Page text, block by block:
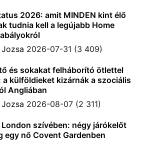
2026: amit MINDEN kint élő
tudnia kell a legújabb Home
2026-07-31 (3 409)
és sokakat felháborító ötlettel
a külföldieket kizárnák a szociális
Angliában
2026-08-07 (2 311)
szívében: négy járókelőt
egy nő Covent Gardenben